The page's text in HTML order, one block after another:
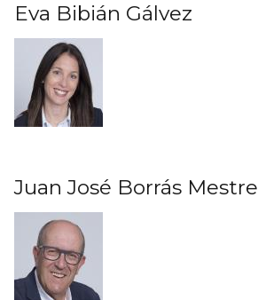
Eva Bibián Gálvez
Juan José Borrás Mestre